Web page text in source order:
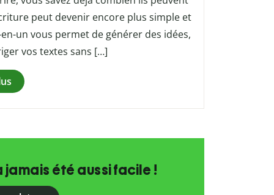
peut devenir encore plus simple et
un vous permet de générer des idées,
vos textes sans […]
jamais été aussi facile !